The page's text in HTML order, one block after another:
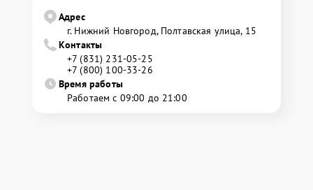
Адрес
г. Нижний Новгород, Полтавская улица, 15
Контакты
+7 (831) 231-05-25
+7 (800) 100-33-26
Время работы
Работаем с 09:00 до 21:00